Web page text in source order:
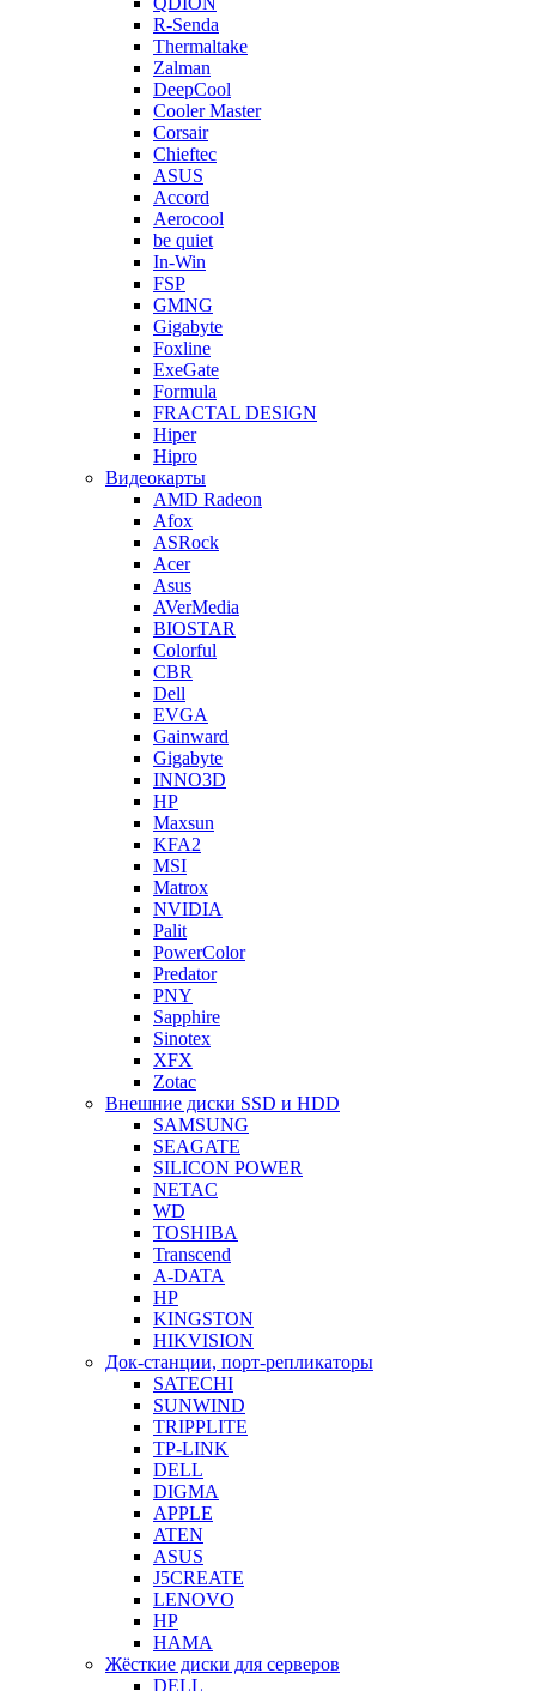
R-Senda
Thermaltake
Zalman
DeepCool
Cooler Master
Corsair
Chieftec
ASUS
Accord
Aerocool
be quiet
In-Win
FSP
GMNG
Gigabyte
Foxline
ExeGate
Formula
FRACTAL DESIGN
Hiper
Hipro
Видеокарты
AMD Radeon
Afox
ASRock
Acer
Asus
AVerMedia
BIOSTAR
Colorful
CBR
Dell
EVGA
Gainward
Gigabyte
INNO3D
HP
Maxsun
KFA2
MSI
Matrox
NVIDIA
Palit
PowerColor
Predator
PNY
Sapphire
Sinotex
XFX
Zotac
Внешние диски SSD и HDD
SAMSUNG
SEAGATE
SILICON POWER
NETAC
WD
TOSHIBA
Transcend
A-DATA
HP
KINGSTON
HIKVISION
Док-станции, порт-репликаторы
SATECHI
SUNWIND
TRIPPLITE
TP-LINK
DELL
DIGMA
APPLE
ATEN
ASUS
J5CREATE
LENOVO
HP
HAMA
Жёсткие диски для серверов
DELL